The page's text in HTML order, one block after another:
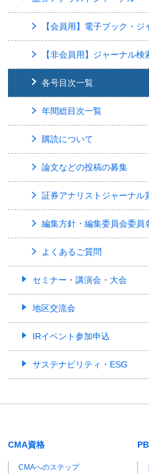
【会員用】電子ブック・
【非会員用】ジャーナル検
各号目次一覧
年間総目次一覧
購読について
論文などの投稿の募集
証券アナリストジャーナル
編集方針・編集委員会委員
よくあるご質問
セミナー・講演会・大会
地区交流会
IRイベント参加申込
サステナビリティ・ESG
CMA資格
CMAへのステップ